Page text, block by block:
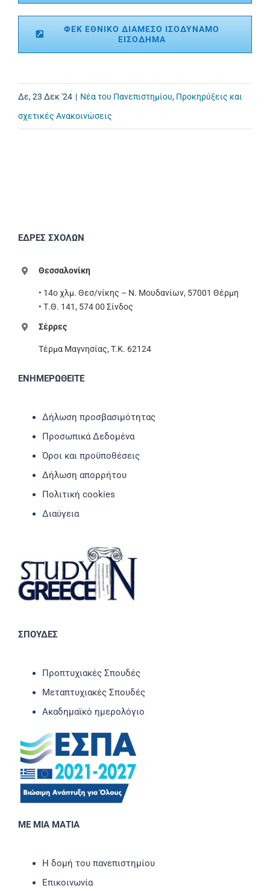
ΦΕΚ ΕΘΝΙΚΟ ΔΙΑΜΕΣΟ ΙΣΟΔΥΝΑΜΟ
ΕΙΣΟΔΗΜΑ
Δε, 23 Δεκ '24 | Νέα του Πανεπιστημίου, Προκηρύξεις και
σχετικές Ανακοινώσεις
ΕΔΡΕΣ ΣΧΟΛΩΝ
Θεσσαλονίκη
• 14ο χλμ. Θεσ/νίκης – Ν. Μουδανίων, 57001 Θέρμη
• Τ.Θ. 141, 574 00 Σίνδος
Σέρρες
Τέρμα Μαγνησίας, T.K. 62124
ΕΝΗΜΕΡΩΘΕΙΤΕ
Δήλωση προσβασιμότητας
Προσωπικά Δεδομένα
Όροι και προϋποθέσεις
Δήλωση απορρήτου
Πολιτική cookies
Διαύγεια
ΣΠΟΥΔΕΣ
Προπτυχιακές Σπουδές
Μεταπτυχιακές Σπουδές
Ακαδημαϊκό ημερολόγιο
ΜΕ ΜΙΑ ΜΑΤΙΑ
Η δομή του πανεπιστημίου
Επικοινωνία